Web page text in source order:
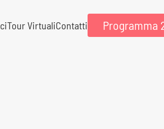
Tour VirtualiContatti Programma